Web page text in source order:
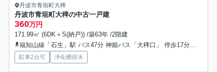
丹波市青垣町大稗
丹波市青垣町大稗の中古一戸建
360万円
171.99㎡ (6DK＋S(納戸)) /築63年 /2階建
福知山線「石生」駅 バス47分 神姫バス「大稗口」 停歩17分車30分 23.0km
駐車2台可 浄化槽排水